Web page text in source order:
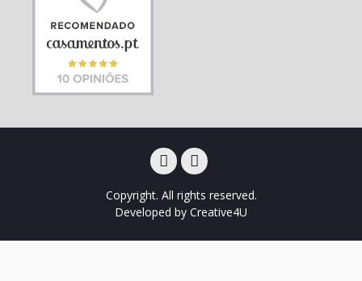
Copyright. All rights reserved.
Developed by Creative4U